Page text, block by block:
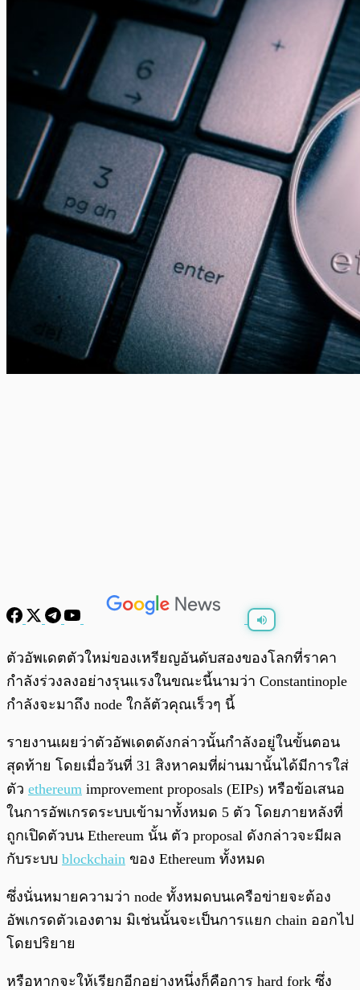
พร้อมเล่น 0:00 /
ตัวอัพเดตตัวใหม่ของเหรียญอันดับสองของโลกที่ราคา
กำลังร่วงลงอย่างรุนแรงในขณะนี้นามว่า Constantinople
กำลังจะมาถึง node ใกล้ตัวคุณเร็วๆ นี้
รายงานเผยว่าตัวอัพเดตดังกล่าวนั้นกำลังอยู่ในขั้นตอน
สุดท้าย โดยเมื่อวันที่ 31 สิงหาคมที่ผ่านมานั้นได้มีการใส่
ตัว ethereum improvement proposals (EIPs) หรือข้อเสนอ
ในการอัพเกรดระบบเข้ามาทั้งหมด 5 ตัว โดยภายหลังที่
ถูกเปิดตัวบน Ethereum นั้น ตัว proposal ดังกล่าวจะมีผล
กับระบบ blockchain ของ Ethereum ทั้งหมด
ซึ่งนั่นหมายความว่า node ทั้งหมดบนเครือข่ายจะต้อง
อัพเกรดตัวเองตาม มิเช่นนั้นจะเป็นการแยก chain ออกไป
โดยปริยาย
หรือหากจะให้เรียกอีกอย่างหนึ่งก็คือการ hard fork ซึ่ง